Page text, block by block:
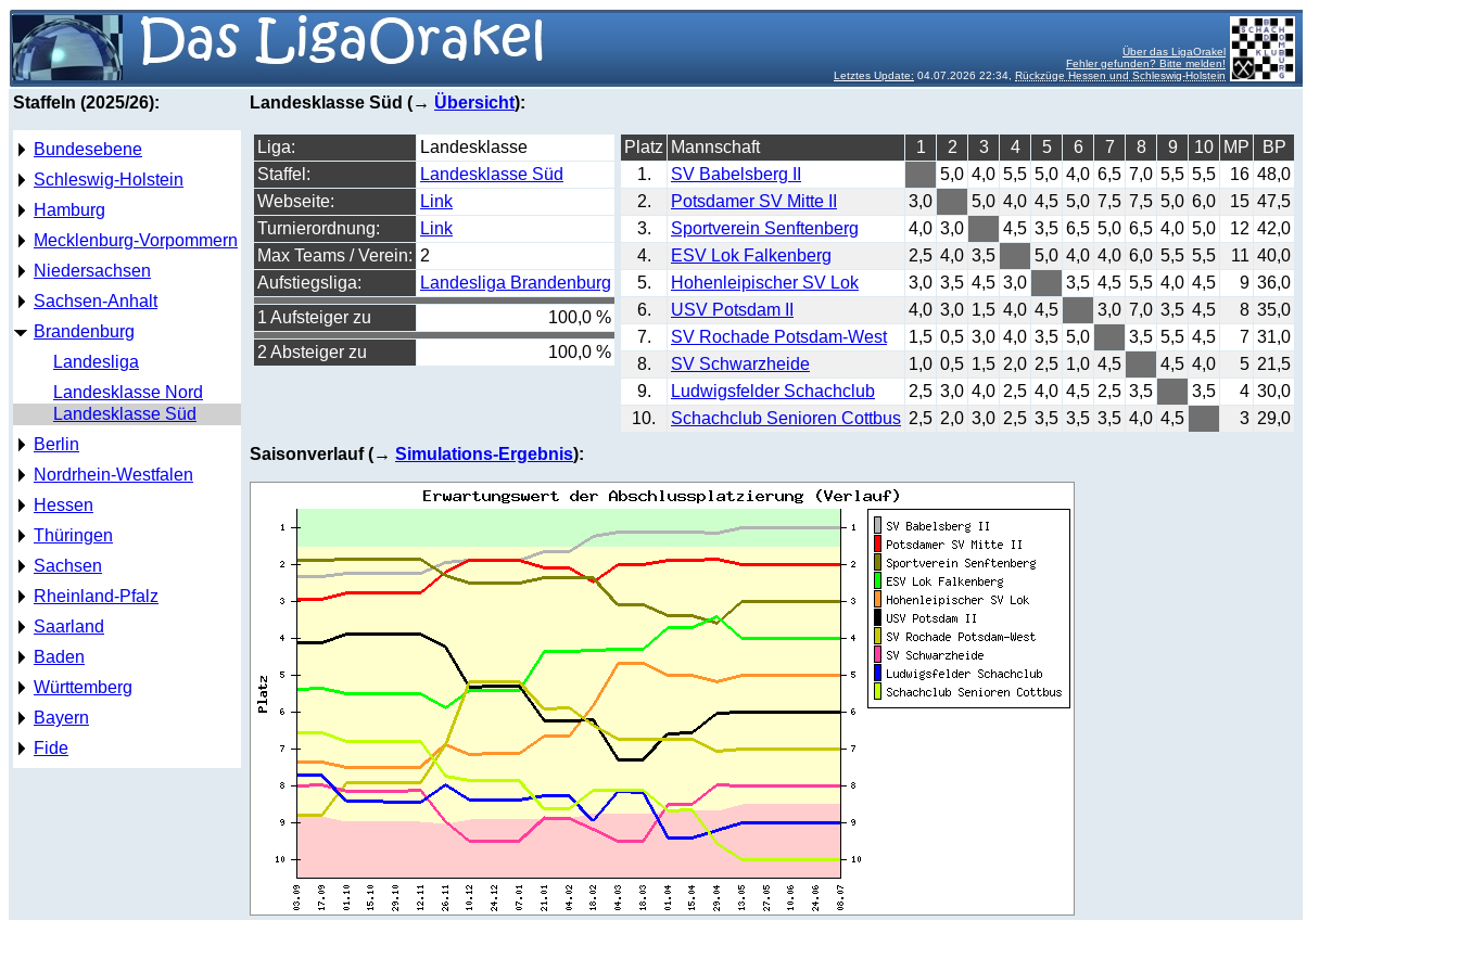
Über das LigaOrakel
Fehler gefunden? Bitte melden!
Letztes Update: 04.07.2026 22:34, Rückzüge Hessen und Schleswig-Holstein
Staffeln (2025/26):
Bundesebene
Schleswig-Holstein
Hamburg
Mecklenburg-Vorpommern
Niedersachsen
Sachsen-Anhalt
Brandenburg
Landesliga
Landesklasse Nord
Landesklasse Süd
Berlin
Nordrhein-Westfalen
Hessen
Thüringen
Sachsen
Rheinland-Pfalz
Saarland
Baden
Württemberg
Bayern
Fide
Landesklasse Süd (→ Übersicht):
Liga:
Landesklasse
Staffel:
Landesklasse Süd
Webseite:
Link
Turnierordnung:
Link
Max Teams / Verein: 2
Aufstiegsliga:
Landesliga Brandenburg
1 Aufsteiger zu
100,0 %
2 Absteiger zu
100,0 %
Platz Mannschaft 1 2 3 4 5 6 7 8 9 10 MP
BP
1.
SV Babelsberg II 5,0 4,0 5,5 5,0 4,0 6,5 7,0 5,5 5,5 16 48,0
2.
Potsdamer SV Mitte II 3,0 5,0 4,0 4,5 5,0 7,5 7,5 5,0 6,0 15 47,5
3.
Sportverein Senftenberg 4,0 3,0 4,5 3,5 6,5 5,0 6,5 4,0 5,0 12 42,0
4.
ESV Lok Falkenberg 2,5 4,0 3,5 5,0 4,0 4,0 6,0 5,5 5,5 11 40,0
5.
Hohenleipischer SV Lok 3,0 3,5 4,5 3,0 3,5 4,5 5,5 4,0 4,5 9 36,0
6.
USV Potsdam II 4,0 3,0 1,5 4,0 4,5 3,0 7,0 3,5 4,5 8 35,0
7.
SV Rochade Potsdam-West 1,5 0,5 3,0 4,0 3,5 5,0 3,5 5,5 4,5 7 31,0
8.
SV Schwarzheide 1,0 0,5 1,5 2,0 2,5 1,0 4,5 4,5 4,0 5 21,5
9.
Ludwigsfelder Schachclub 2,5 3,0 4,0 2,5 4,0 4,5 2,5 3,5 3,5 4 30,0
10.
Schachclub Senioren Cottbus 2,5 2,0 3,0 2,5 3,5 3,5 3,5 4,0 4,5 3 29,0
Saisonverlauf (→ Simulations-Ergebnis):